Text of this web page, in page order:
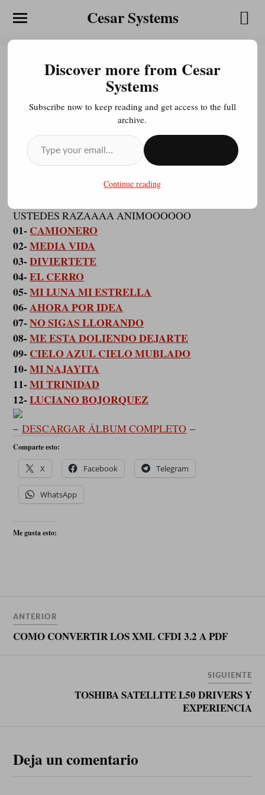
Cesar Systems
CICLONES DEL ARROYO
2017 – CAMIONERO
JULIOCESAR20200413 ABRIL 2, 2017
CAMIONERO// ESPEREMOS SEA DE SU AGRADO
USTEDES RAZAAAA ANIMOOOOOO
01- CAMIONERO
02-MEDIA VIDA
03-DIVIERTETE
04-EL CERRO
05-MI LUNA MI ESTRELLA
06-AHORA POR IDEA
07-NO SIGAS LLORANDO
08-ME ESTA DOLIENDO DEJARTE
09- CIELO AZUL CIELO MUBLADO
10-MI NAJAYITA
11-MI TRINIDAD
12-LUCIANO BOJORQUEZ
–DESCARGAR ÁLBUM COMPLETO –
Comparte esto:
X Facebook Telegram
WhatsApp
Me gusta esto:
ANTERIOR
COMO CONVERTIR LOS XML CFDI 3.2 A PDF
SIGUIENTE
TOSHIBA SATELLITE L50 DRIVERS Y
EXPERIENCIA
Deja un comentario
Discover more from Cesar
Systems
Subscribe now to keep reading and get access to the full
archive.
Continue reading